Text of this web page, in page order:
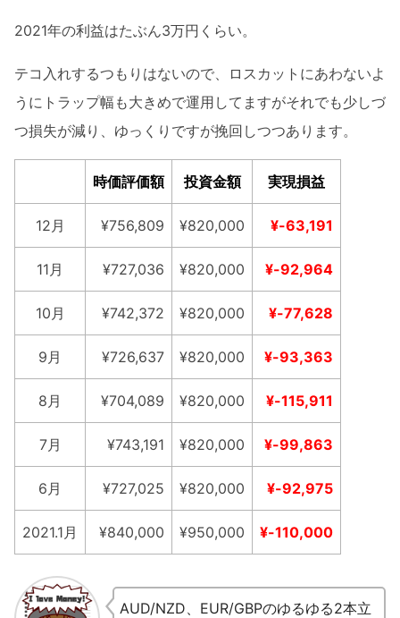
2021年の利益はたぶん3万円くらい。
テコ入れするつもりはないので、ロスカットにあわないよ
うにトラップ幅も大きめで運用してますがそれでも少しづ
つ損失が減り、ゆっくりですが挽回しつつあります。
時価評価額 投資金額 実現損益
12月 ¥756,809 ¥820,000 ¥-63,191
11月 ¥727,036 ¥820,000 ¥-92,964
10月 ¥742,372 ¥820,000 ¥-77,628
9月 ¥726,637 ¥820,000 ¥-93,363
8月 ¥704,089 ¥820,000 ¥-115,911
7月 ¥743,191 ¥820,000 ¥-99,863
6月 ¥727,025 ¥820,000 ¥-92,975
2021.1月 ¥840,000 ¥950,000 ¥-110,000
AUD/NZD、EUR/GBPのゆるゆる2本立